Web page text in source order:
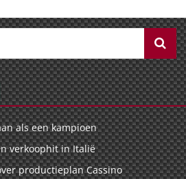
als een kampioen
verkoophit in Italië
productieplan Cassino